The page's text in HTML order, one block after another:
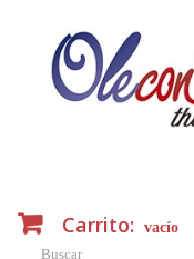
Carrito: vacío